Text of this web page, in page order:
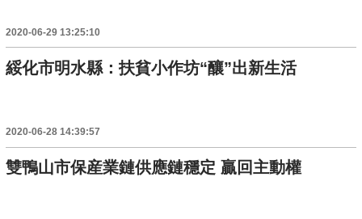
2020-06-29 13:25:10
綏化市明水縣：扶貧小作坊“釀”出新生活
2020-06-28 14:39:57
雙鴨山市保産業鏈供應鏈穩定 贏回主動權